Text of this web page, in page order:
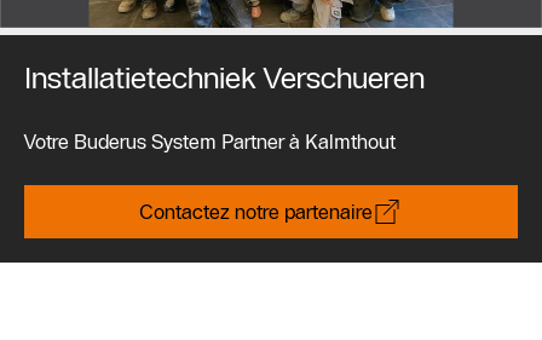
Installatietechniek Verschueren
Votre Buderus System Partner à Kalmthout
Contactez notre partenaire